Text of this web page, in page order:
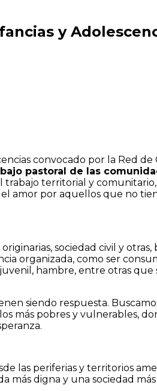
y
convocado por la Red de
pastoral de las
trabajo territorial y comunitario,
amor por aquellos que no
sociedad civil y
organizada, como ser
hambre, entre otras que
siendo respuesta.
más pobres y vulnerables,
las periferias y territorios
más digna y una sociedad más